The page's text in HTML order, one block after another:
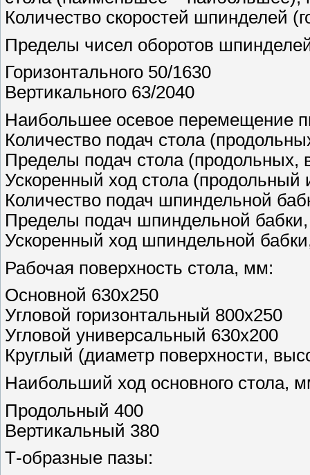
Количество скоростей шпинделей
Пределы чисел оборотов
Горизонтального 50/1630
Вертикального 63/2040
Наибольшее осевое перемещение
Количество подач стола
Пределы подач стола
Ускоренный ход стола
Количество подач шпиндельной
Пределы подач шпиндельной
Ускоренный ход шпиндельной
Рабочая поверхность стола, мм:
Основной 630х250
Угловой горизонтальный 800х250
Угловой универсальный 630х200
Круглый (диаметр поверхности,
Наибольший ход основного стола,
Продольный 400
Вертикальный 380
Т-образные пазы: